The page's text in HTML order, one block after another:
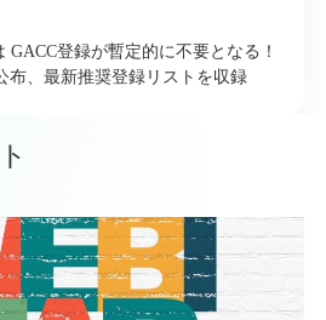
GACC登録が暫定的に不要となる！
布、最新推奨登録リストを収録